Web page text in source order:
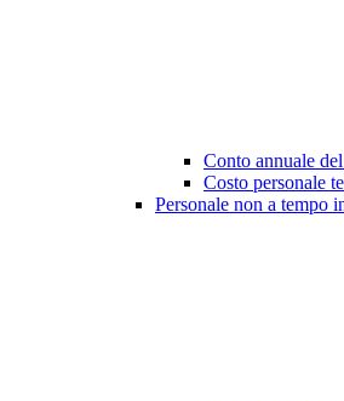
Conto annuale
Costo personale
Personale non a tempo